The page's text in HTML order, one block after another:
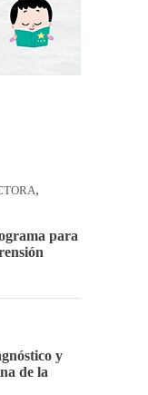
,
para
y
de la